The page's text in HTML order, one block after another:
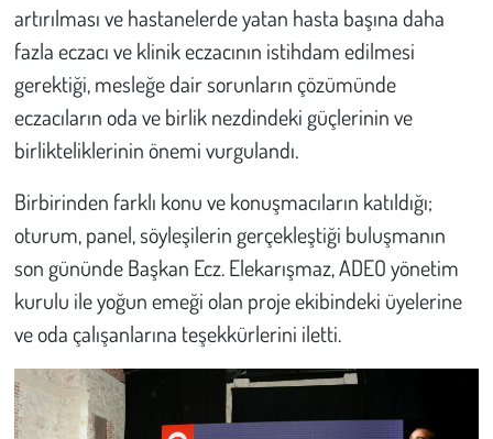
artırılması ve hastanelerde yatan hasta başına daha
fazla eczacı ve klinik eczacının istihdam edilmesi
gerektiği, mesleğe dair sorunların çözümünde
eczacıların oda ve birlik nezdindeki güçlerinin ve
birlikteliklerinin önemi vurgulandı.
Birbirinden farklı konu ve konuşmacıların katıldığı;
oturum, panel, söyleşilerin gerçekleştiği buluşmanın
son gününde Başkan Ecz. Elekarışmaz, ADEO yönetim
kurulu ile yoğun emeği olan proje ekibindeki üyelerine
ve oda çalışanlarına teşekkürlerini iletti.